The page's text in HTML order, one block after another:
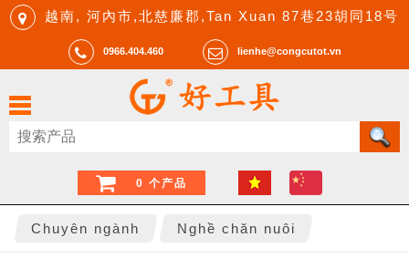
越南, 河內市,北慈廉郡,Tan Xuan 87巷23胡同18号
0966.404.460 lienhe@congcutot.vn
0 个产品
Chuyên ngành Nghề chăn nuôi